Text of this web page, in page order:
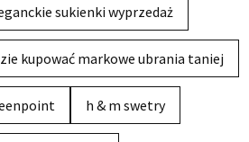
sukienki wyprzedaż
kupować markowe ubrania taniej
h & m swetry